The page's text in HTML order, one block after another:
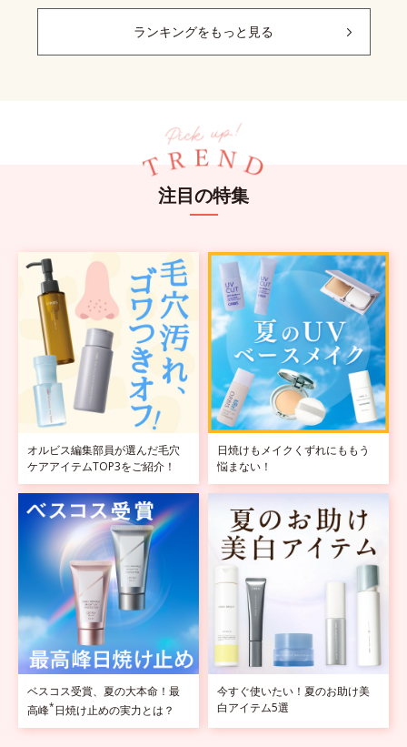
ランキングをもっと見る
注目の特集
オルビス編集部員が選んだ毛穴
ケアアイテムTOP3をご紹介！
日焼けもメイクくずれにももう
悩まない！
ベスコス受賞、夏の大本命！最
高峰* 日焼け止めの実力とは？
今すぐ使いたい！夏のお助け美
白アイテム5選